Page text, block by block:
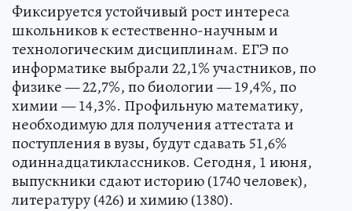
Фиксируется устойчивый рост интереса
школьников к естественно-научным и
технологическим дисциплинам. ЕГЭ по
информатике выбрали 22,1% участников, по
физике — 22,7%, по биологии — 19,4%, по
химии — 14,3%. Профильную математику,
необходимую для получения аттестата и
поступления в вузы, будут сдавать 51,6%
одиннадцатиклассников. Сегодня, 1 июня,
выпускники сдают историю (1740 человек),
литературу (426) и химию (1380).